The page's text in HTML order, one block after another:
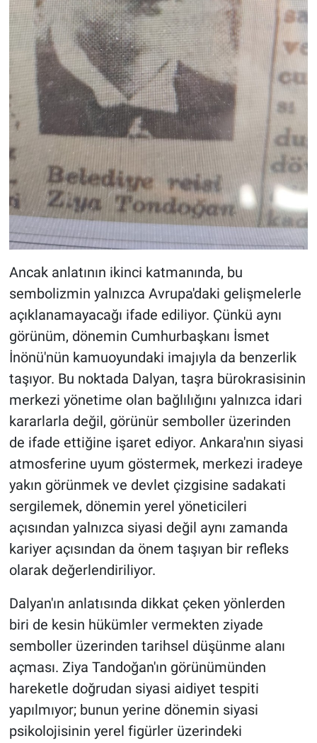
Ancak anlatının ikinci katmanında, bu
sembolizmin yalnızca Avrupa'daki gelişmelerle
açıklanamayacağı ifade ediliyor. Çünkü aynı
görünüm, dönemin Cumhurbaşkanı İsmet
İnönü'nün kamuoyundaki imajıyla da benzerlik
taşıyor. Bu noktada Dalyan, taşra bürokrasisinin
merkezi yönetime olan bağlılığını yalnızca idari
kararlarla değil, görünür semboller üzerinden
de ifade ettiğine işaret ediyor. Ankara'nın siyasi
atmosferine uyum göstermek, merkezi iradeye
yakın görünmek ve devlet çizgisine sadakati
sergilemek, dönemin yerel yöneticileri
açısından yalnızca siyasi değil aynı zamanda
kariyer açısından da önem taşıyan bir refleks
olarak değerlendiriliyor.
Dalyan'ın anlatısında dikkat çeken yönlerden
biri de kesin hükümler vermekten ziyade
semboller üzerinden tarihsel düşünme alanı
açması. Ziya Tandoğan'ın görünümünden
hareketle doğrudan siyasi aidiyet tespiti
yapılmıyor; bunun yerine dönemin siyasi
psikolojisinin yerel figürler üzerindeki